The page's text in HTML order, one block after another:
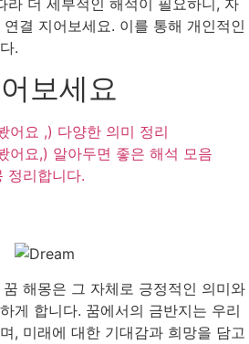
결 지어보세요. 이를 통해 개인적인
.
보세요
어요 ,) 다양한 의미 정리
어요,) 알아두면 좋은 해석 모음
정리합니다.
해몽은 그 자체로 긍정적인 의미와
게 합니다. 꿈에서의 금반지는 우리
, 미래에 대한 기대감과 희망을 담고